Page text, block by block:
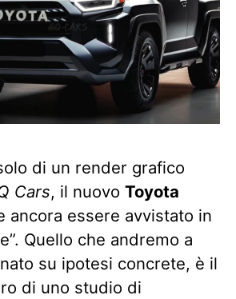
di un render grafico
Cars, il nuovo Toyota
ancora essere avvistato in
Quello che andremo a
su ipotesi concrete, è il
di uno studio di